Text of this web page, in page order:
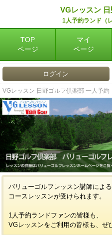
VGレッスン
1人予約ランド（
TOP
ページ
マイ
ページ
ログイン
VGレッスン 日野ゴルフ倶楽部 一人予約
バリューゴルフレッスン講師による
コースレッスンが受けられます。
1人予約ランドファンの皆様も、
VGレッスンをご利用の皆様も、ぜ